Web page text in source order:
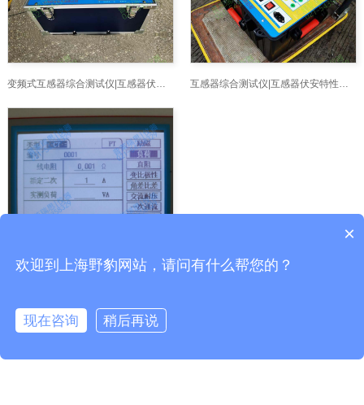
变频式互感器综合测试仪|互感器伏安特性综合测 互感器综合测试仪|互感器伏安特性综合测试仪
1 2 3 下一页
×
欢迎到上海野豹网站，请问有什么帮您的？
现在咨询
稍后再说
在线咨询